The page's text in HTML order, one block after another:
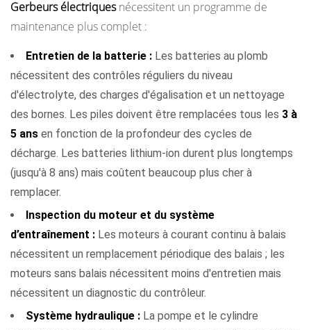
Gerbeurs électriquesnécessitent un programme de
maintenance plus complet :
Entretien de la batterie : Les batteries au plomb
nécessitent des contrôles réguliers du niveau
d'électrolyte, des charges d'égalisation et un nettoyage
des bornes. Les piles doivent être remplacées tous les 3 à
5 ans en fonction de la profondeur des cycles de
décharge. Les batteries lithium-ion durent plus longtemps
(jusqu'à 8 ans) mais coûtent beaucoup plus cher à
remplacer.
Inspection du moteur et du système
d’entraînement : Les moteurs à courant continu à balais
nécessitent un remplacement périodique des balais ; les
moteurs sans balais nécessitent moins d'entretien mais
nécessitent un diagnostic du contrôleur.
Système hydraulique : La pompe et le cylindre